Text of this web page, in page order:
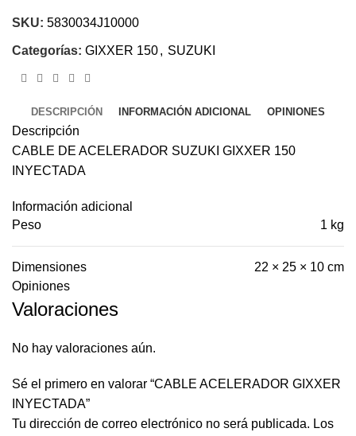
SKU: 5830034J10000
Categorías: GIXXER 150, SUZUKI
DESCRIPCIÓN INFORMACIÓN ADICIONAL OPINIONES
Descripción
CABLE DE ACELERADOR SUZUKI GIXXER 150
INYECTADA
Información adicional
Peso
1 kg
Dimensiones
22 × 25 × 10 cm
Opiniones
Valoraciones
No hay valoraciones aún.
Sé el primero en valorar “CABLE ACELERADOR GIXXER
INYECTADA”
Tu dirección de correo electrónico no será publicada. Los